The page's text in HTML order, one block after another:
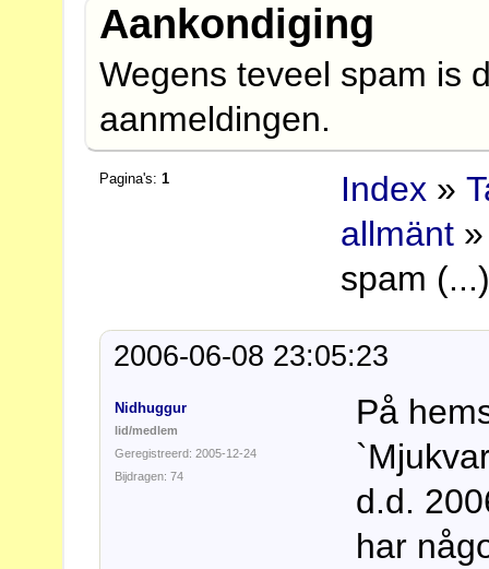
Aankondiging
Wegens teveel spam is
aanmeldingen.
Pagina's:1 Index »
allmänt
spam
2006-06-08 23:05:23
Nidhuggur
lid/medlem
Geregistreerd: 2005-12-24
Bijdragen: 74
På
d.d.
har